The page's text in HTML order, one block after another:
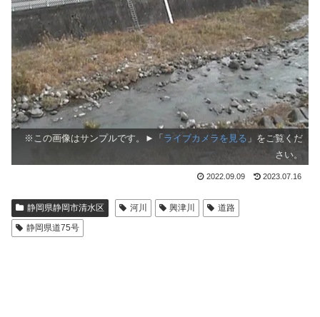
※この画像はサンプルです。►「 ライブカメラを見る 」をご覧くだ
さい。
2022.09.09 2023.07.16
静岡県静岡市清水区 河川 興津川
道路
静岡県道75号